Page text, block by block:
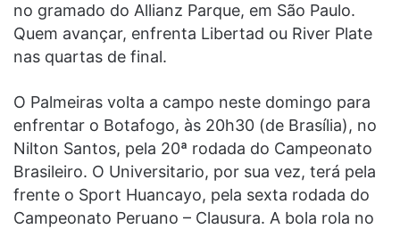
no gramado do Allianz Parque, em São Paulo.
Quem avançar, enfrenta Libertad ou River Plate
nas quartas de final.
O Palmeiras volta a campo neste domingo para
enfrentar o Botafogo, às 20h30 (de Brasília), no
Nilton Santos, pela 20ª rodada do Campeonato
Brasileiro. O Universitario, por sua vez, terá pela
frente o Sport Huancayo, pela sexta rodada do
Campeonato Peruano – Clausura. A bola rola no